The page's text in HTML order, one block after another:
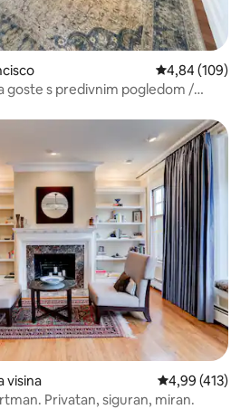
Prosječna
4,84 (109)
goste s predivnim pogledom /
s oznakom „Odabrali gosti”
visina Prosječna
4,99 (413)
Privatan, siguran, miran.